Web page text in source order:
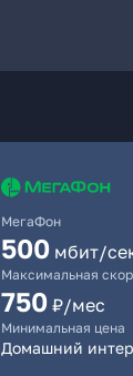
МегаФон
500 мбит/
Максимальная
750 ₽/мес
Минимальная цена
Домашний